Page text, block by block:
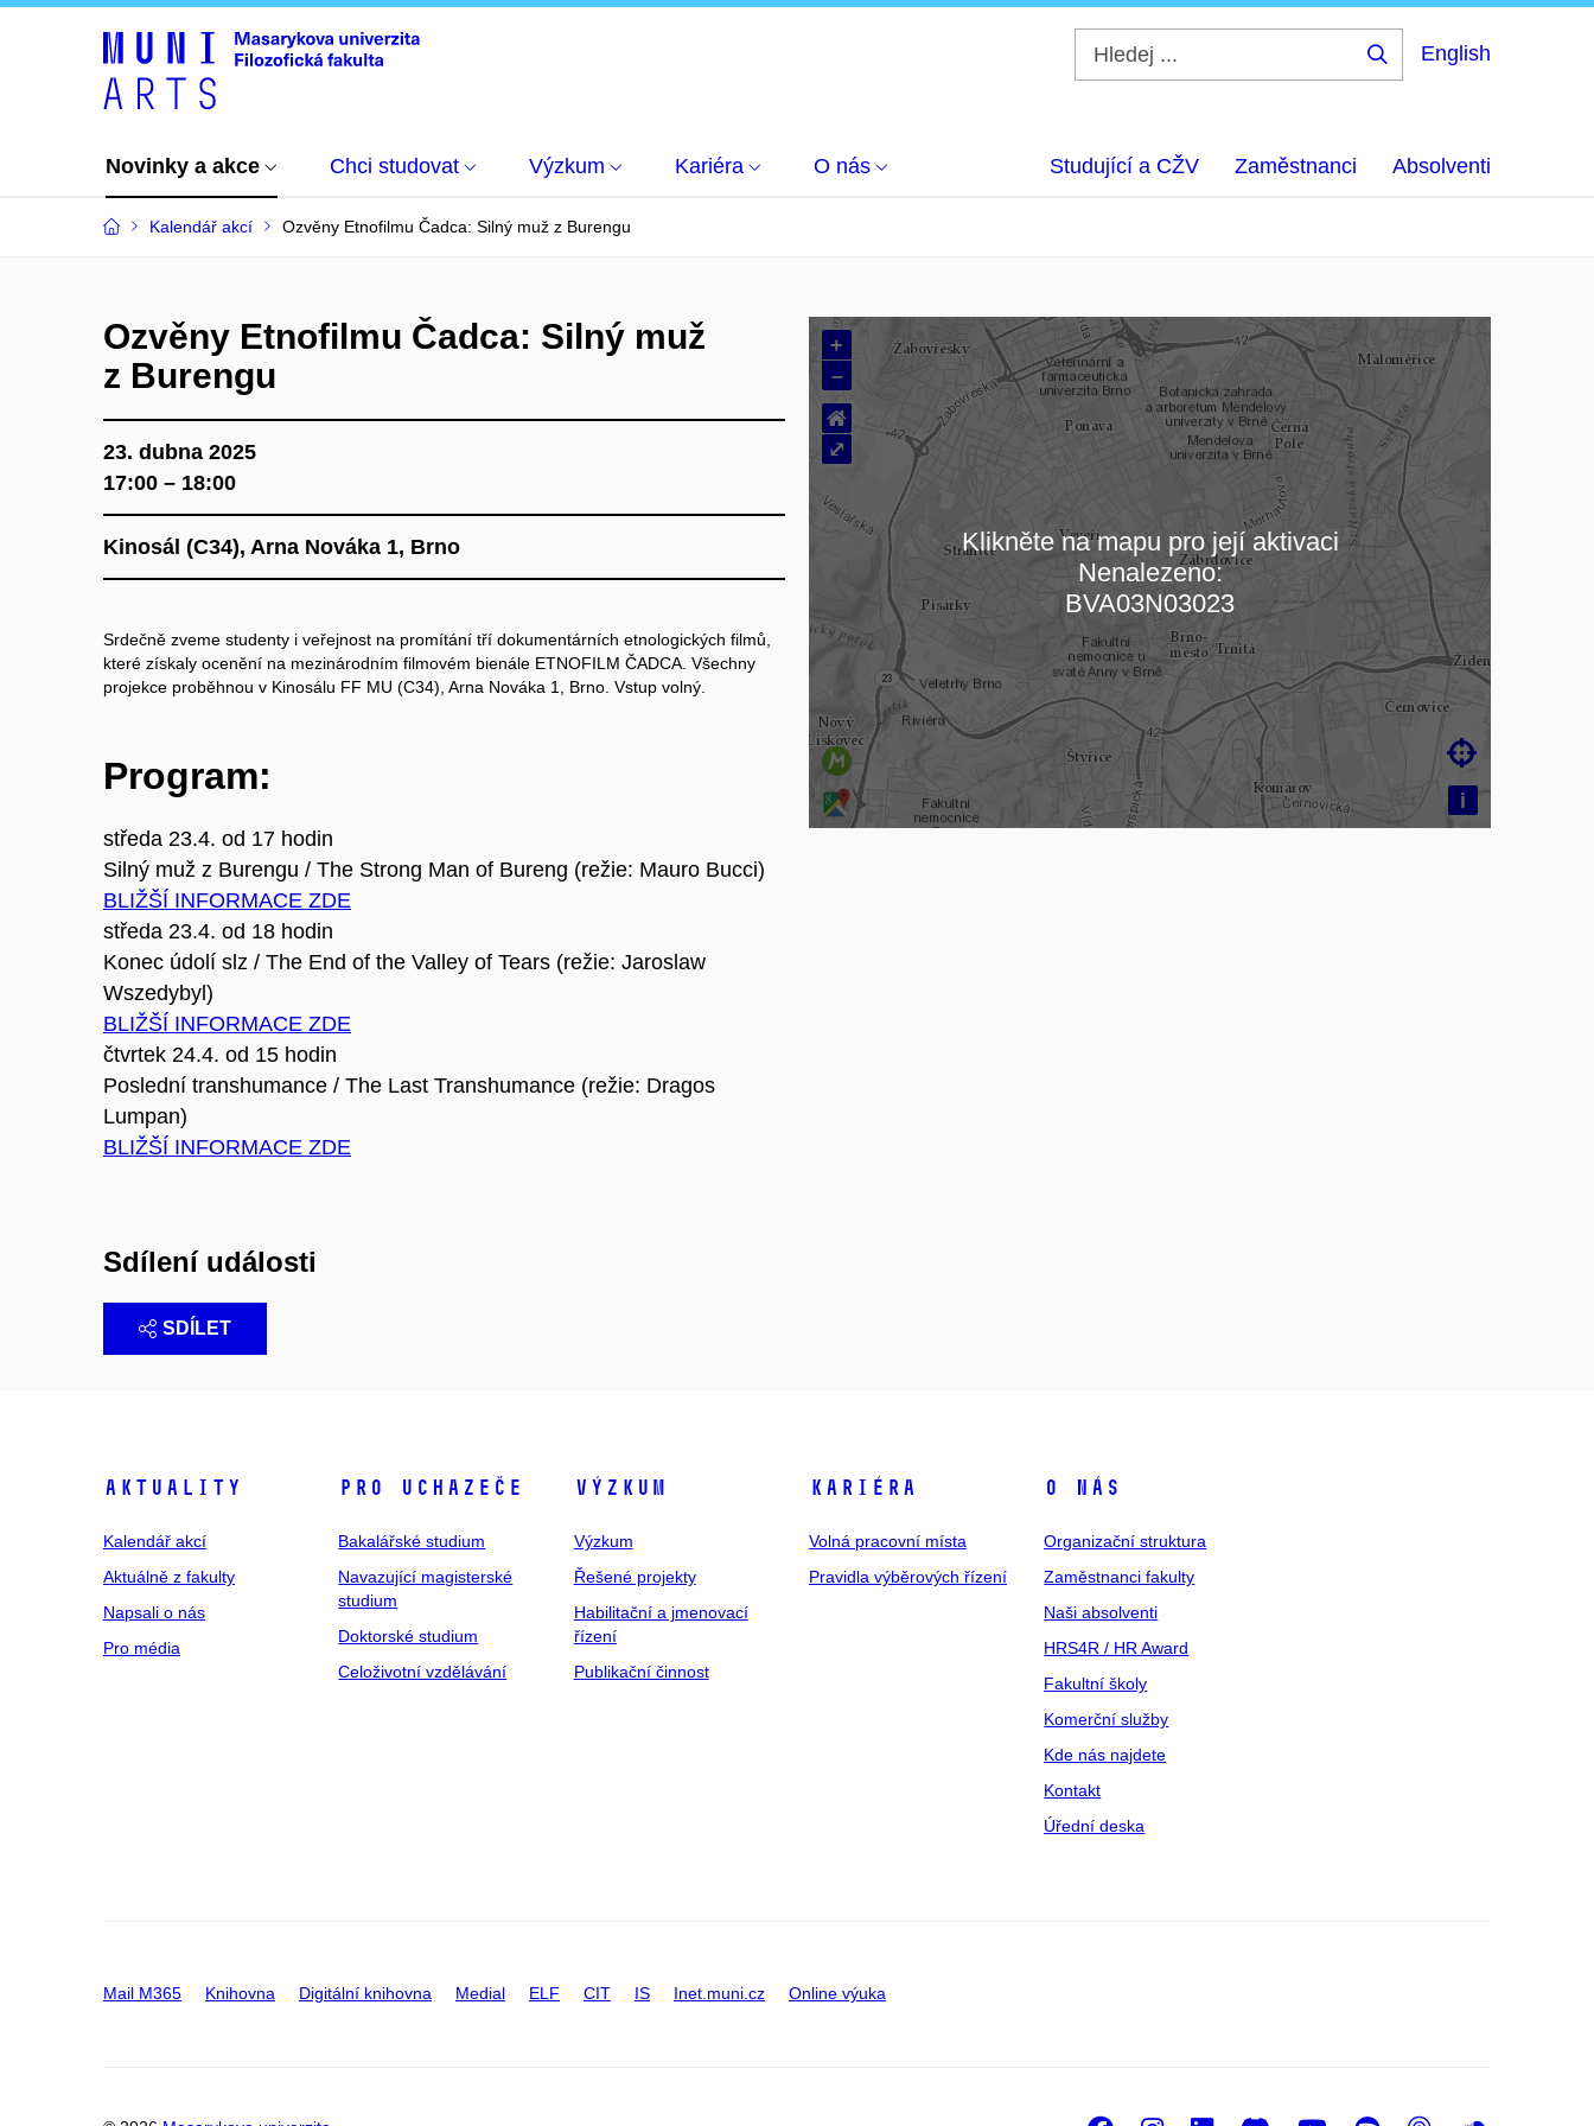
English
Novinky a akce Chci studovat Výzkum Kariéra O nás Studující a CŽV Zaměstnanci Absolventi
Kalendář akcí Ozvěny Etnofilmu Čadca: Silný muž z Burengu
Ozvěny Etnofilmu Čadca: Silný muž
z Burengu
23. dubna 2025
17:00 – 18:00
Kinosál (C34), Arna Nováka 1, Brno
Srdečně zveme studenty i veřejnost na promítání tří dokumentárních etnologických filmů,
které získaly ocenění na mezinárodním filmovém bienále ETNOFILM ČADCA. Všechny
projekce proběhnou v Kinosálu FF MU (C34), Arna Nováka 1, Brno. Vstup volný.
Program:
středa 23.4. od 17 hodin
Silný muž z Burengu / The Strong Man of Bureng (režie: Mauro Bucci)
BLIŽŠÍ INFORMACE ZDE
středa 23.4. od 18 hodin
Konec údolí slz / The End of the Valley of Tears (režie: Jaroslaw
Wszedybyl)
BLIŽŠÍ INFORMACE ZDE
čtvrtek 24.4. od 15 hodin
Poslední transhumance / The Last Transhumance (režie: Dragos
Lumpan)
BLIŽŠÍ INFORMACE ZDE
Načítám mapu…
+
–
i

⌂
⤢
Klikněte na mapu pro její aktivaci
Nenalezeno:
BVA03N03023
Sdílení události
SDÍLET
Aktuality
Kalendář akcí
Aktuálně z fakulty
Napsali o nás
Pro média
Pro uchazeče
Bakalářské studium
Navazující magisterské
studium
Doktorské studium
Celoživotní vzdělávání
Výzkum
Výzkum
Řešené projekty
Habilitační a jmenovací
řízení
Publikační činnost
Kariéra
Volná pracovní místa
Pravidla výběrových řízení
O nás
Organizační struktura
Zaměstnanci fakulty
Naši absolventi
HRS4R / HR Award
Fakultní školy
Komerční služby
Kde nás najdete
Kontakt
Úřední deska
Mail M365 Knihovna Digitální knihovna Medial ELF CIT IS Inet.muni.cz Online výuka